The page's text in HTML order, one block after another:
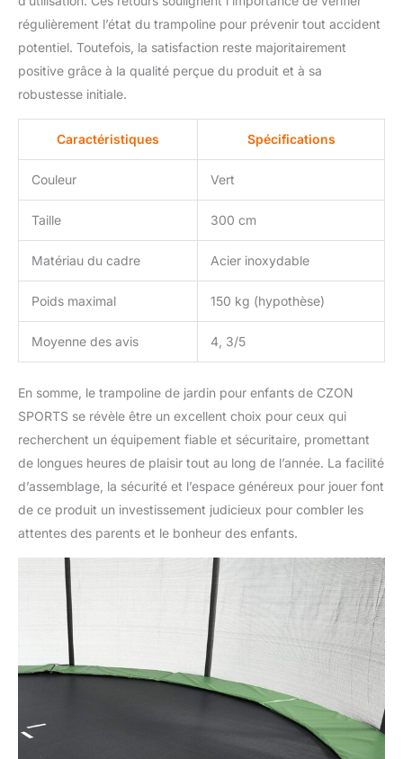
régulièrement l’état du trampoline pour prévenir tout accident
potentiel. Toutefois, la satisfaction reste majoritairement
positive grâce à la qualité perçue du produit et à sa
robustesse initiale.
Caractéristiques Spécifications
Couleur Vert
Taille 300 cm
Matériau du cadre Acier inoxydable
Poids maximal 150 kg (hypothèse)
Moyenne des avis 4, 3/5
En somme, le trampoline de jardin pour enfants de CZON
SPORTS se révèle être un excellent choix pour ceux qui
recherchent un équipement fiable et sécuritaire, promettant
de longues heures de plaisir tout au long de l’année. La facilité
d’assemblage, la sécurité et l’espace généreux pour jouer font
de ce produit un investissement judicieux pour combler les
attentes des parents et le bonheur des enfants.